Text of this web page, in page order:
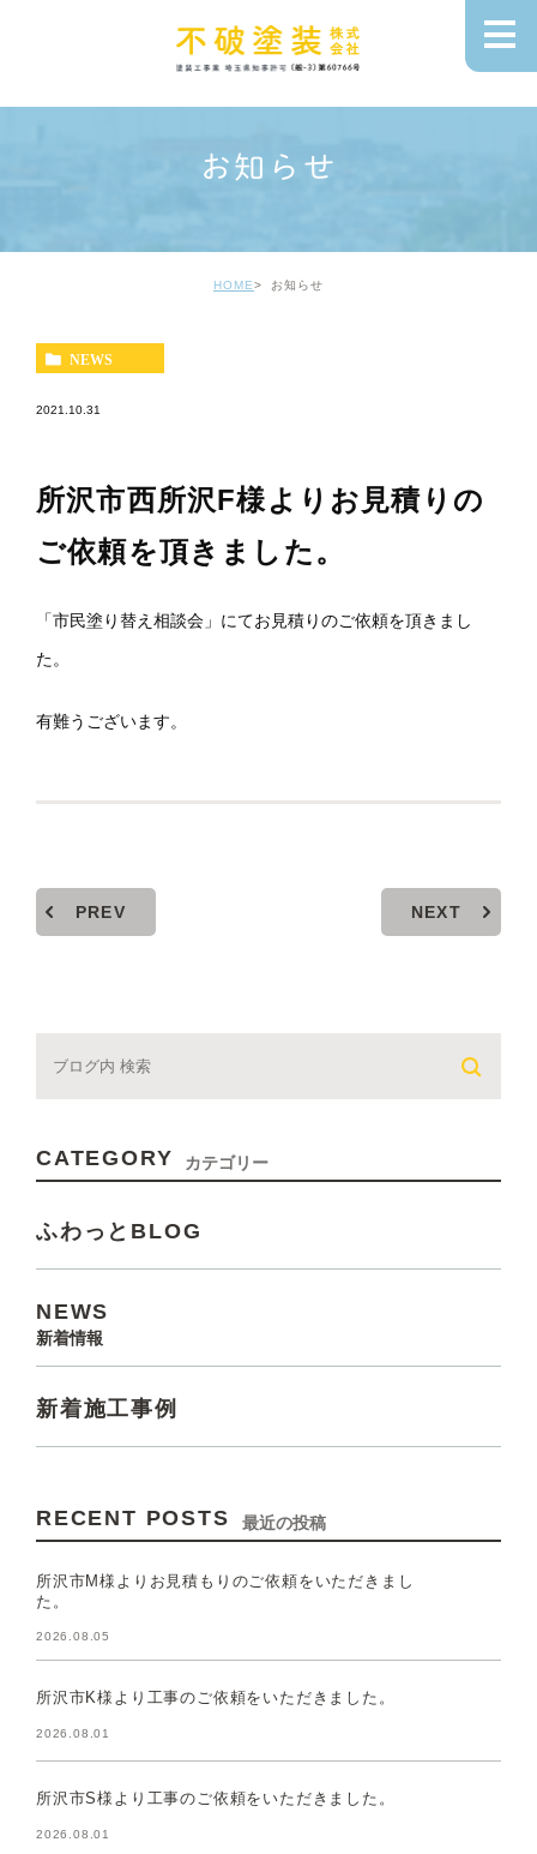
お知らせ
HOME お知らせ
NEWS
2021.10.31
所沢市西所沢F様よりお見積りの
ご依頼を頂きました。
「市民塗り替え相談会」にてお見積りのご依頼を頂きまし
た。
有難うございます。
PREV NEXT
CATEGORY カテゴリー
ふわっとBLOG
NEWS
新着情報
新着施工事例
RECENT POSTS 最近の投稿
所沢市M様よりお見積もりのご依頼をいただきまし
た。
2026.08.05
所沢市K様より工事のご依頼をいただきました。
2026.08.01
所沢市S様より工事のご依頼をいただきました。
2026.08.01